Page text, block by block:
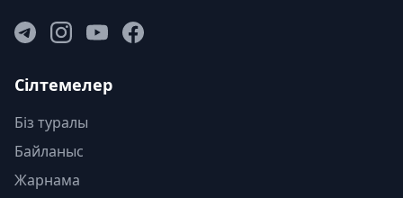
Сілтемелер
Біз туралы
Байланыс
Жарнама